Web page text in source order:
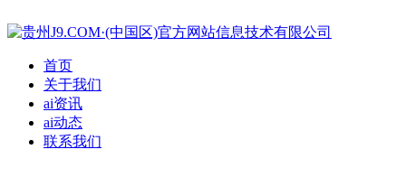
首页
关于我们
ai资讯
ai动态
联系我们